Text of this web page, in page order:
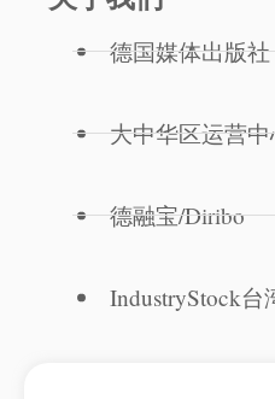
德国媒体出版社
大中华区运营
德融宝/Diribo
IndustryStock台